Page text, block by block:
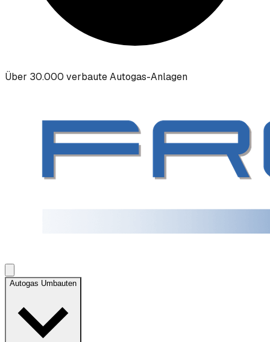
Über 30.000 verbaute Autogas-Anlagen
Autogas Umbauten